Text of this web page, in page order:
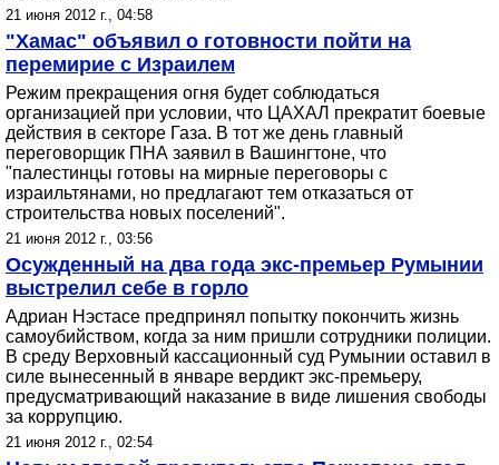
21 июня 2012 г., 04:58
"Хамас" объявил о готовности пойти на
перемирие с Израилем
Режим прекращения огня будет соблюдаться
организацией при условии, что ЦАХАЛ прекратит боевые
действия в секторе Газа. В тот же день главный
переговорщик ПНА заявил в Вашингтоне, что
"палестинцы готовы на мирные переговоры с
израильтянами, но предлагают тем отказаться от
строительства новых поселений".
21 июня 2012 г., 03:56
Осужденный на два года экс-премьер Румынии
выстрелил себе в горло
Адриан Нэстасе предпринял попытку покончить жизнь
самоубийством, когда за ним пришли сотрудники полиции.
В среду Верховный кассационный суд Румынии оставил в
силе вынесенный в январе вердикт экс-премьеру,
предусматривающий наказание в виде лишения свободы
за коррупцию.
21 июня 2012 г., 02:54